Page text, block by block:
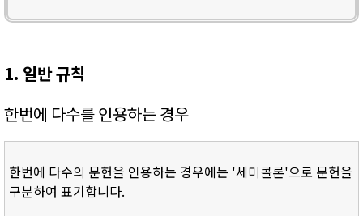
1. 일반 규칙
한번에 다수를 인용하는 경우
한번에 다수의 문헌을 인용하는 경우에는 '세미콜론'으로 문헌을
구분하여 표기합니다.